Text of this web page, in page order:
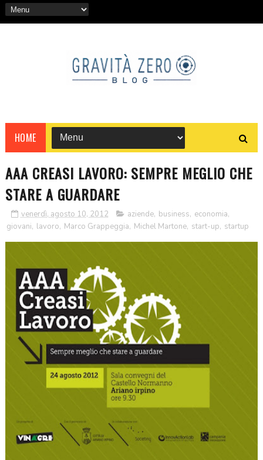
HOME
AAA CREASI LAVORO: SEMPRE MEGLIO CHE
STARE A GUARDARE
venerdì, agosto 10, 2012 aziende, business, economia,
giovani, lavoro, Marco Grappeggia, Michel Martone, start-up, startup